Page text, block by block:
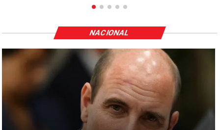
NACIONAL